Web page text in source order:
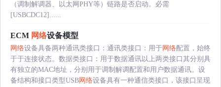
（调制解调器、以太网PHY等）链路是否启动。必需
[USBCDC12]......
ECM 网络设备模型
网络设备具备两种通讯类接口：通讯类接口：用于网络配置，始终
于于连接状态。数据类接口：用于数据通讯以上两类接口其分别具
有独立的MAC地址，分别用于调制解调配置和用户数据通讯。设
备结构和接口类型USB网络设备具有一种通信类接口，该接口呈现